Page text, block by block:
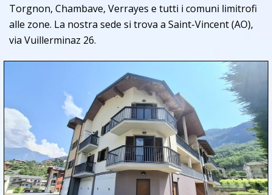
Torgnon, Chambave, Verrayes e tutti i comuni limitrofi
alle zone. La nostra sede si trova a Saint-Vincent (AO),
via Vuillerminaz 26.